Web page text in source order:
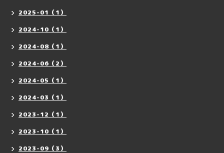
2025-01（1）
2024-10（1）
2024-08（1）
2024-06（2）
2024-05（1）
2024-03（1）
2023-12（1）
2023-10（1）
2023-09（3）